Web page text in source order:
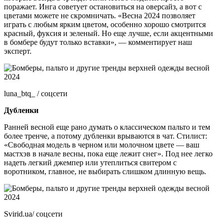
поражает. Инга советует остановиться на оверсайз, а вот с
цветами можете не скромничать. «Весна 2024 позволяет
играть с любым ярким цветом, особенно хорошо смотрится
красный, фуксия и зеленый. Но еще лучше, если акцентными
в бомбере будут только вставки», — комментирует наш
эксперт.
luna_btq_ / соцсети
Дубленки
Ранней весной еще рано думать о классическом пальто и тем
более тренче, а потому дубленки врываются в чат. Стилист:
«Свободная модель в черном или молочном цвете — ваш
мастхэв в начале весны, пока еще лежит снег». Под нее легко
надеть легкий джемпер или утеплиться свитером с
воротником, главное, не выбирать слишком длинную вещь.
Svirid.ua/ соцсети